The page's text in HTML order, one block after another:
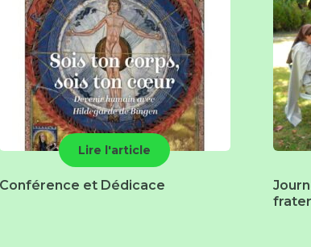
Lire l'article
Conférence et Dédicace